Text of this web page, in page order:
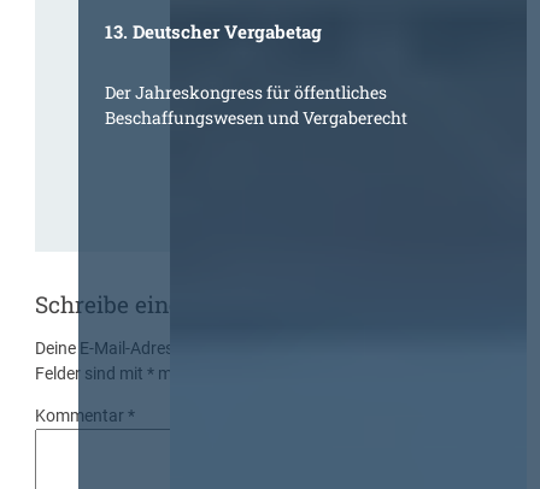
13. Deutscher Vergabetag
Der Jahreskongress für öffentliches
Beschaffungswesen und Vergaberecht
Schreibe einen Kommentar
Deine E-Mail-Adresse wird nicht veröffentlicht.
Felder sind mit* markiert
Kommentar*